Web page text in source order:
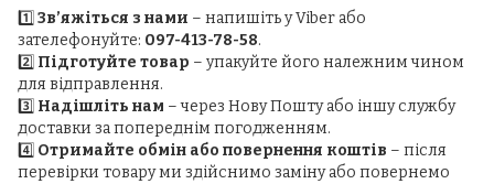
1️⃣ Зв’яжіться з нами – напишіть у Viber або
зателефонуйте: 097-413-78-58.
2️⃣ Підготуйте товар – упакуйте його належним чином
для відправлення.
3️⃣ Надішліть нам – через Нову Пошту або іншу службу
доставки за попереднім погодженням.
4️⃣ Отримайте обмін або повернення коштів – після
перевірки товару ми здійснимо заміну або повернемо